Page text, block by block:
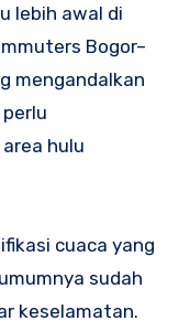
lebih awal di
Bogor–
mengandalkan
hulu
cuaca yang
sudah
keselamatan.